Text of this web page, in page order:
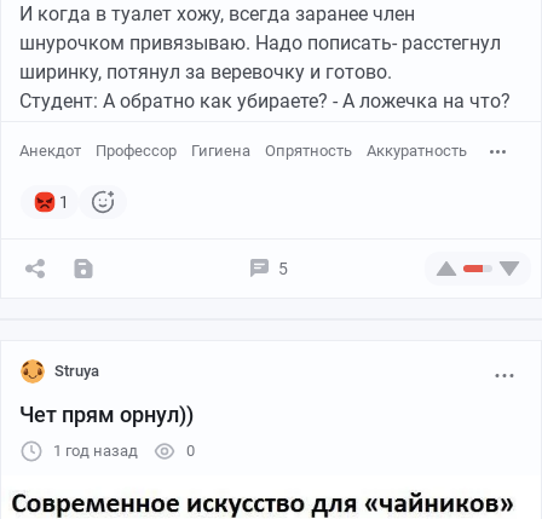
И когда в туалет хожу, всегда заранее член
шнурочком привязываю. Надо пописать- расстегнул
ширинку, потянул за веревочку и готово.
Студент: А обратно как убираете? - А ложечка на что?
Анекдот Профессор Гигиена Опрятность Аккуратность
1
5
Struya
Чет прям орнул))
1 год назад 0